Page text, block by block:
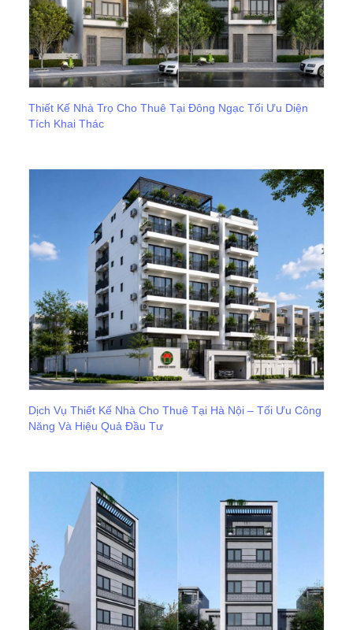
Thiết Kế Nhà Trọ Cho Thuê Tại Đông Ngạc Tối Ưu Diện
Tích Khai Thác
Dịch Vụ Thiết Kế Nhà Cho Thuê Tại Hà Nội – Tối Ưu Công
Năng Và Hiệu Quả Đầu Tư